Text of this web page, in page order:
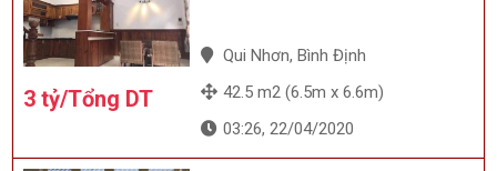
3 tỷ/Tổng DT
Qui Nhơn, Bình Định
42.5 m2 (6.5m x 6.6m)
03:26, 22/04/2020